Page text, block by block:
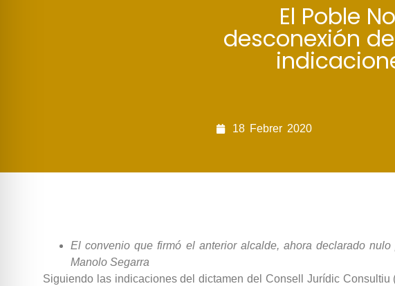
El Poble
desconexión
18 Febrer 2020
El convenio que firmó el anterior alcalde, ahora declarado
Manolo Segarra
Siguiendo las indicaciones del dictamen del Consell Jurídic